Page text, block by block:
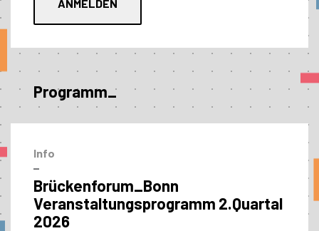
Programm_
Info
–
Brückenforum_Bonn
Veranstaltungs­programm 2.Quartal
2026